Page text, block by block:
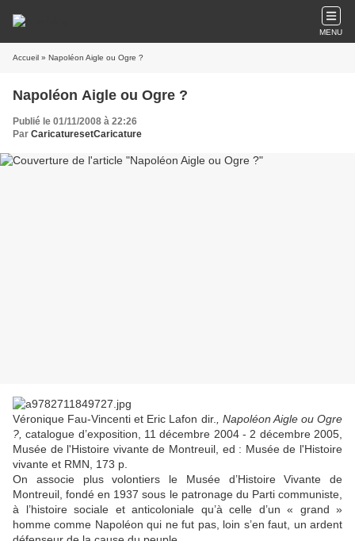
MENU
Accueil » Napoléon Aigle ou Ogre ?
Napoléon Aigle ou Ogre ?
Publié le 01/11/2008 à 22:26
Par CaricaturesetCaricature
Véronique Fau-Vincenti et Eric Lafon dir.
Napoléon Aigle ou Ogre
?, catalogue d’exposition, 11 décembre 2004 - 2 décembre 2005,
Musée de l'Histoire vivante de Montreuil, ed : Musée de l'Histoire
vivante et RMN, 173 p.
On associe plus volontiers le Musée d’Histoire Vivante de
Montreuil, fondé en 1937 sous le patronage du Parti communiste,
à l’histoire sociale et anticoloniale qu’à celle d’un « grand »
homme comme Napoléon qui ne fut pas, loin s’en faut, un ardent